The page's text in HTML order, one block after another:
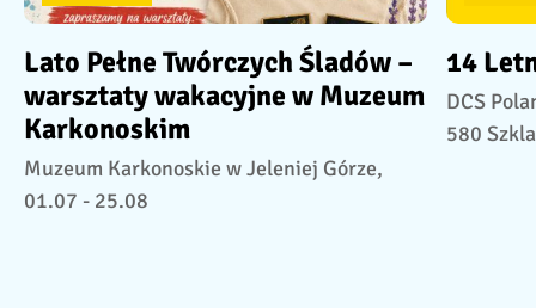
Lato Pełne Twórczych Śladów –
warsztaty wakacyjne w Muzeum
Karkonoskim
Muzeum Karkonoskie w Jeleniej Górze,
01.07 - 25.08
14
DCS
580